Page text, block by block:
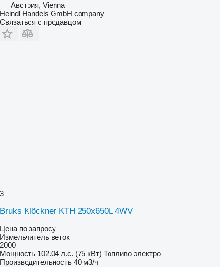
Австрия, Vienna
Heindl Handels GmbH company
Связаться с продавцом
3
Bruks Klöckner KTH 250x650L 4WV
Цена по запросу
Измельчитель веток
2000
Мощность 102.04 л.с. (75 кВт) Топливо электро
Производительность 40 м3/ч